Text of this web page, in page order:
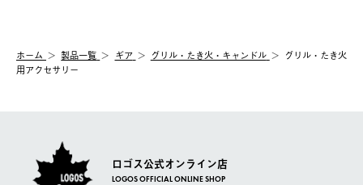
【配送業者】
佐川急便にて配送されます。
一度お手元の商品を返品いただき、ご希望商品を再注文してくだ
ホーム 製品一覧 ギア グリル・たき火・キャンドル
グリル・たき火
用アクセサリー
ロゴス公式オンライン店
LOGOS OFFICIAL ONLINE SHOP